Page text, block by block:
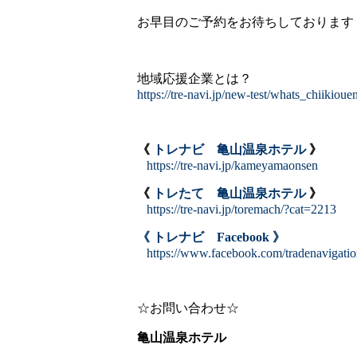
お早目のご予約をお待ちしております
地域応援企業とは？
https://tre-navi.jp/new-test/
《 トレナビ 亀山温泉ホテル》
https://tre-navi.jp/kameyamaonsen
《 トレたて 亀山温泉ホテル》
https://tre-navi.jp/toremach/?cat=2213
《 トレナビ Facebook 》
https://www.facebook.com/
☆お問い合わせ☆
亀山温泉ホテル